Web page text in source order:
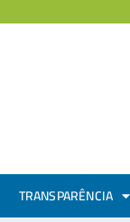
TRANSPARÊNCIA